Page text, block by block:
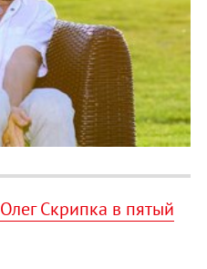
Скрипка в пятый